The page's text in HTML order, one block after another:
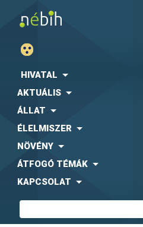
HIVATAL
AKTUÁLIS
ÁLLAT
ÉLELMISZER
NÖVÉNY
ÁTFOGÓ TÉMÁK
KAPCSOLAT